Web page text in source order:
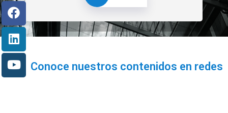
Conoce nuestros contenidos en redes